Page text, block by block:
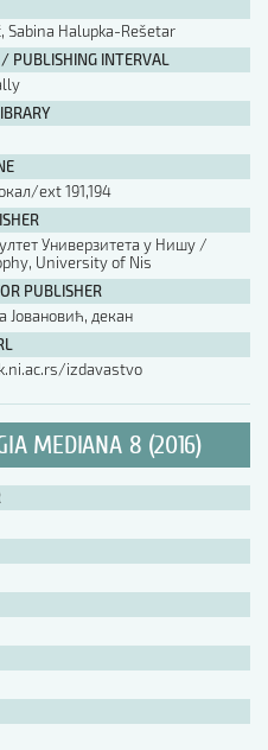
Sabina Halupka-Rešetar
INTERVAL
ext 191,194
Универзитета у Нишу /
University of Nis
PUBLISHER
Јовановић, декан
izdavastvo
MEDIANA 8 (2016)